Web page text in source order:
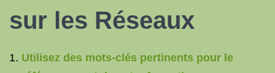
sur les Réseaux
Utilisez des mots-clés pertinents pour le